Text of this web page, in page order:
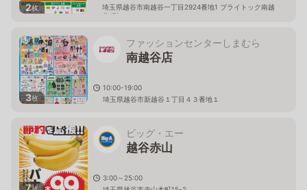
2枚
埼玉県越谷市南越谷一丁目2924番地1 ブライトック南越
谷1階
3枚
ファッションセンターしまむら
南越谷店
10:00-19:00
埼玉県越谷市新越谷１丁目４３番地１
7枚
ビッグ・エー
越谷赤山
3:00～25:00